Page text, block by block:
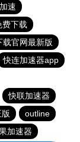
速
费下载
载官网最新版
快连加速器app
快联加速器
outline
加速器